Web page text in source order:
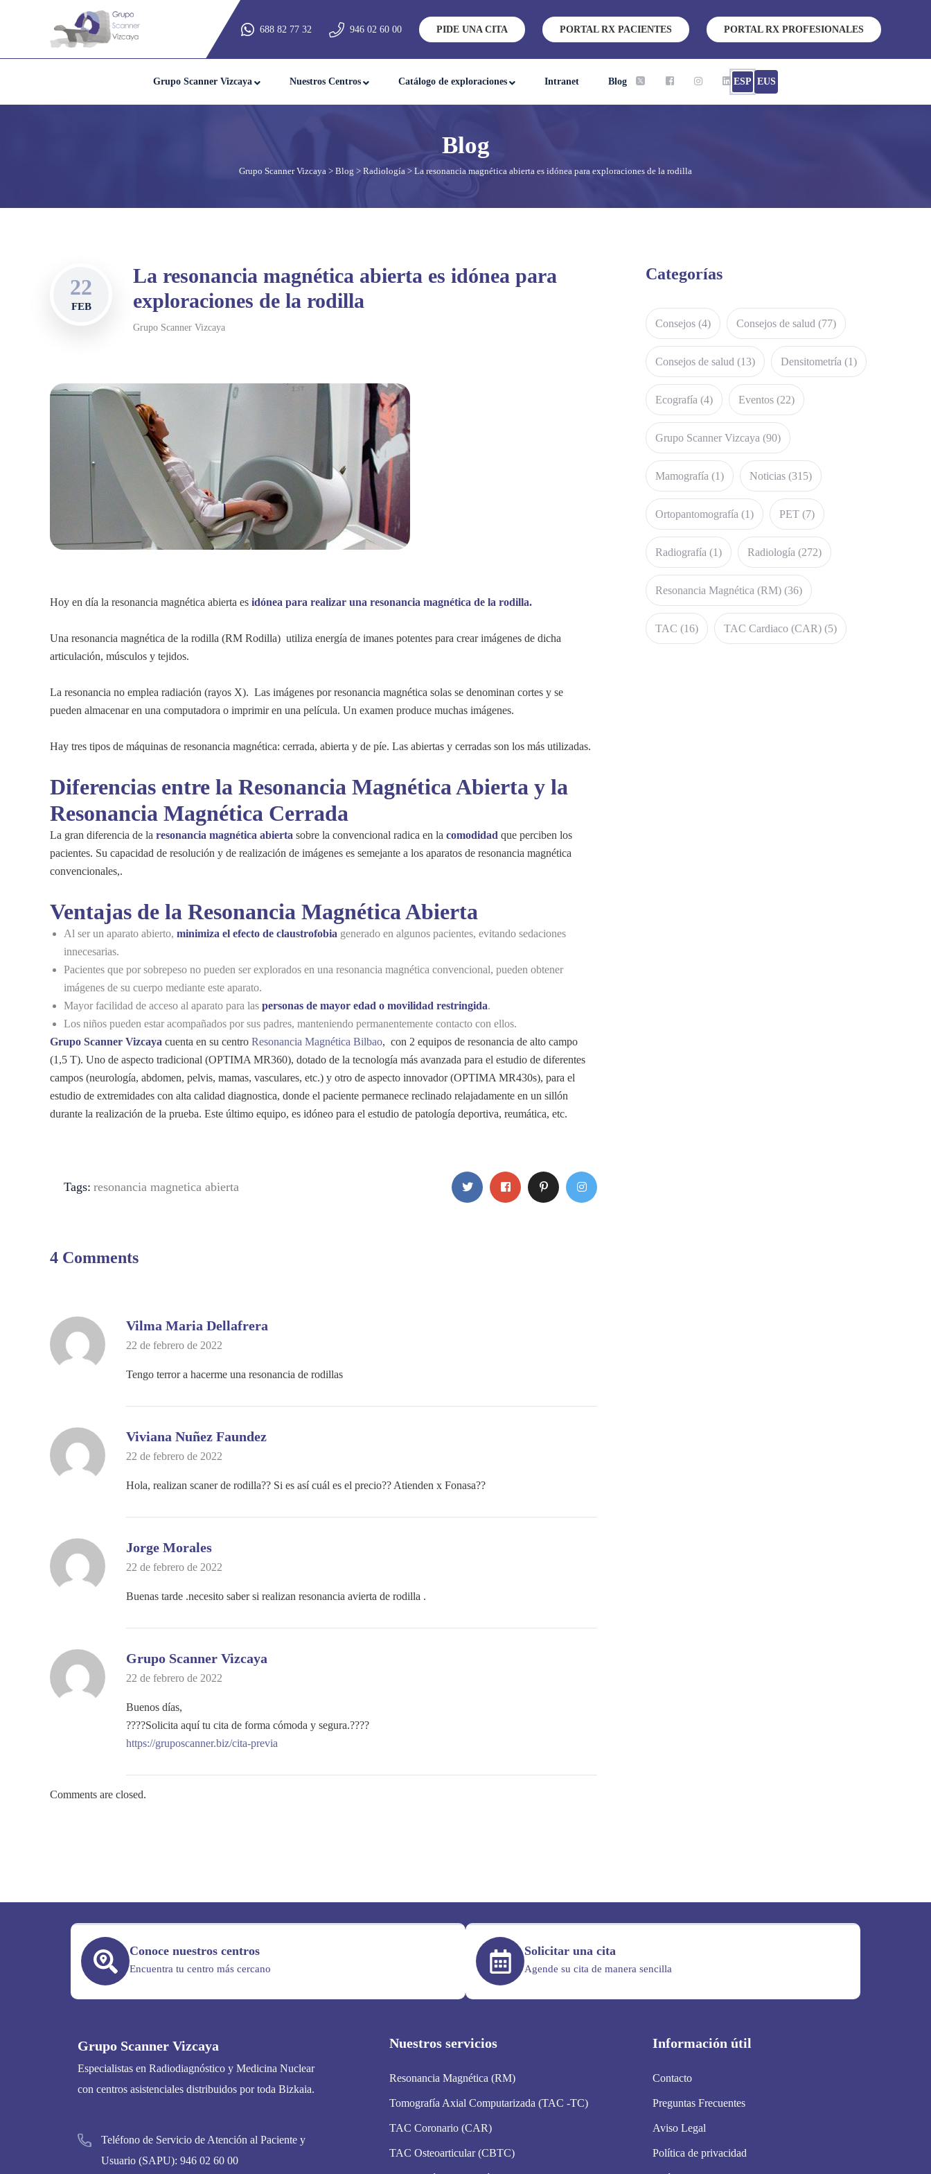
688 82 77 32 946 02 60 00 PIDE UNA CITA PORTAL RX PACIENTES PORTAL RX PROFESIONALES
Grupo Scanner Vizcaya Nuestros Centros Catálogo de exploraciones Intranet Blog ESP EUS
Grupo Scanner Vizcaya > Blog > Radiología > La resonancia magnética abierta es idónea para exploraciones de la rodilla
22
FEB
La resonancia magnética abierta es idónea para
exploraciones de la rodilla
Grupo Scanner Vizcaya
Hoy en día la resonancia magnética abierta es idónea para realizar una resonancia magnética de la rodilla.
Una resonancia magnética de la rodilla (RM Rodilla) utiliza energía de imanes potentes para crear imágenes de dicha
articulación, músculos y tejidos.
La resonancia no emplea radiación (rayos X). Las imágenes por resonancia magnética solas se denominan cortes y se
pueden almacenar en una computadora o imprimir en una película. Un examen produce muchas imágenes.
Hay tres tipos de máquinas de resonancia magnética: cerrada, abierta y de píe. Las abiertas y cerradas son los más utilizadas.
Diferencias entre la Resonancia Magnética Abierta y la
Resonancia Magnética Cerrada
La gran diferencia de la resonancia magnética abierta sobre la convencional radica en la comodidad que perciben los
pacientes. Su capacidad de resolución y de realización de imágenes es semejante a los aparatos de resonancia magnética
convencionales,.
Ventajas de la Resonancia Magnética Abierta
Al ser un aparato abierto, minimiza el efecto de claustrofobia generado en algunos pacientes, evitando sedaciones
innecesarias.
Pacientes que por sobrepeso no pueden ser explorados en una resonancia magnética convencional, pueden obtener
imágenes de su cuerpo mediante este aparato.
Mayor facilidad de acceso al aparato para las personas de mayor edad o movilidad restringida.
Los niños pueden estar acompañados por sus padres, manteniendo permanentemente contacto con ellos.
Grupo Scanner Vizcaya cuenta en su centro Resonancia Magnética Bilbao, con 2 equipos de resonancia de alto campo
(1,5 T). Uno de aspecto tradicional (OPTIMA MR360), dotado de la tecnología más avanzada para el estudio de diferentes
campos (neurología, abdomen, pelvis, mamas, vasculares, etc.) y otro de aspecto innovador (OPTIMA MR430s), para el
estudio de extremidades con alta calidad diagnostica, donde el paciente permanece reclinado relajadamente en un sillón
durante la realización de la prueba. Este último equipo, es idóneo para el estudio de patología deportiva, reumática, etc.
Tags: resonancia magnetica abierta
4 Comments
Vilma Maria Dellafrera
22 de febrero de 2022
Tengo terror a hacerme una resonancia de rodillas
Viviana Nuñez Faundez
22 de febrero de 2022
Hola, realizan scaner de rodilla?? Si es así cuál es el precio?? Atienden x Fonasa??
Jorge Morales
22 de febrero de 2022
Buenas tarde .necesito saber si realizan resonancia avierta de rodilla .
Grupo Scanner Vizcaya
22 de febrero de 2022
Buenos días,
????Solicita aquí tu cita de forma cómoda y segura.????
https://gruposcanner.biz/cita-previa
Comments are closed.
Categorías
Consejos (4) Consejos de salud (77)
Consejos de salud (13) Densitometría (1)
Ecografía (4) Eventos (22)
Grupo Scanner Vizcaya (90)
Mamografía (1) Noticias (315)
Ortopantomografía (1) PET (7)
Radiografía (1) Radiología (272)
Resonancia Magnética (RM) (36)
TAC (16) TAC Cardiaco (CAR) (5)
Conoce nuestros centros
Encuentra tu centro más cercano
Solicitar una cita
Agende su cita de manera sencilla
Grupo Scanner Vizcaya
Especialistas en Radiodiagnóstico y Medicina Nuclear
con centros asistenciales distribuidos por toda Bizkaia.
Teléfono de Servicio de Atención al Paciente y
Usuario (SAPU): 946 02 60 00
Nuestros servicios
Resonancia Magnética (RM)
Tomografía Axial Computarizada (TAC -TC)
TAC Coronario (CAR)
TAC Osteoarticular (CBTC)
Información útil
Contacto
Preguntas Frecuentes
Aviso Legal
Política de privacidad